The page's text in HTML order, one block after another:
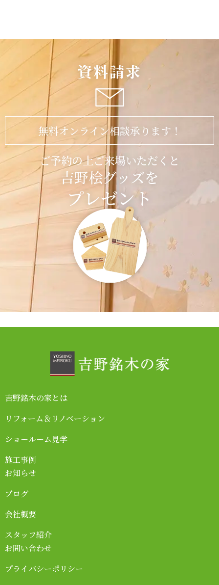
資料請求
無料オンライン相談承ります！
ご予約の上ご来場いただくと
吉野桧グッズを
プレゼント
吉野銘木の家とは
リフォーム＆リノベーション
ショールーム見学
施工事例
お知らせ
ブログ
会社概要
スタッフ紹介
お問い合わせ
プライバシーポリシー